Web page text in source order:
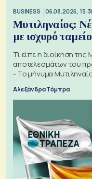
BUSINESS 06.08.2026,
Μυτιληναίος:
με ισχυρό ταμείο
Τι είπε η διοίκηση
αποτελεσμάτων του
- Το μήνυμα
Αλεξάνδρα Τόμπρα